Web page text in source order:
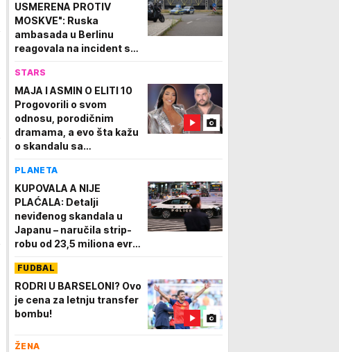
USMERENA PROTIV
MOSKVE": Ruska
ambasada u Berlinu
reagovala na incident sa
STARS
MAJA I ASMIN O ELITI 10
Progovorili o svom
odnosu, porodičnim
dramama, a evo šta kažu
o skandalu sa
sam grešku
PLANETA
KUPOVALA A NIJE
PLAĆALA: Detalji
neviđenog skandala u
Japanu – naručila strip-
robu od 23,5 miliona evra
se krije iza prevare
FUDBAL
RODRI U BARSELONI? Ovo
je cena za letnju transfer
bombu!
ŽENA